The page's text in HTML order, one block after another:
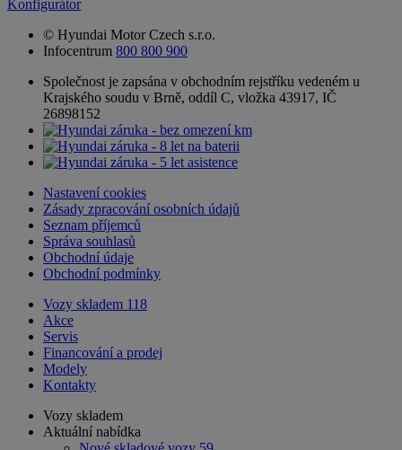
Konfigurátor
© Hyundai Motor Czech s.r.o.
Infocentrum 800 800 900
Společnost je zapsána v obchodním rejstříku vedeném u
Krajského soudu v Brně, oddíl C, vložka 43917, IČ
26898152
Nastavení cookies
Zásady zpracování osobních údajů
Seznam příjemců
Správa souhlasů
Obchodní údaje
Obchodní podmínky
Vozy skladem 118
Akce
Servis
Financování a prodej
Modely
Kontakty
Vozy skladem
Aktuální nabídka